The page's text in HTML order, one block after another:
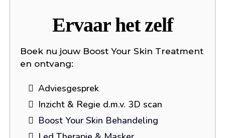
Ervaar het zelf
Boek nu jouw Boost Your Skin Treatment
en ontvang:
Adviesgesprek
Inzicht & Regie d.m.v. 3D scan
Boost Your Skin Behandeling